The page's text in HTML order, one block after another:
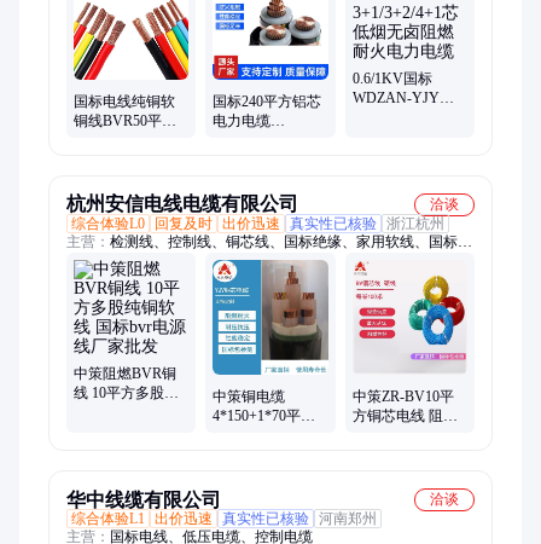
铝电线电缆、网电缆电缆、平行集束导线、防火电缆、计算机电
缆、低烟无卤电缆、YJLV22铝芯线、电焊机电缆、三相四线、
JKLYJ架空线
国标电线纯铜软
铜线BVR50平方
国标240平方铝芯
电力电缆
0.6/1KV国标
WDZAN-YJY
杭州安信电线电缆有限公司
洽谈
综合体验L0
回复及时 出价迅速 真实性已核验 浙江杭州
主营： 检测线、控制线、铜芯线、国标绝缘、家用软线、国标电
线、单股铜线、电源线、yjv电缆、双绞线、铝电缆、护套线、
屏蔽线、铜电缆、耐火电缆、铠装铝芯、家装电线、电缆聚氯、
电缆移动、电缆中策、单芯电线、护套电线、铜芯电缆、电缆定
制、绝缘电缆
中策阻燃BVR铜
线 10平方多股纯
中策铜电缆
4*150+1*70平方
中策ZR-BV10平
方铜芯电线 阻燃
华中线缆有限公司
洽谈
综合体验L1 出价迅速 真实性已核验 河南郑州
主营： 国标电线、低压电缆、控制电缆